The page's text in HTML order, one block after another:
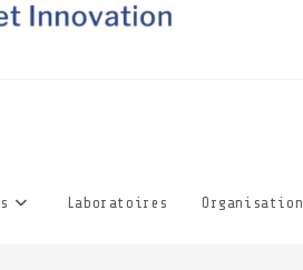
Laboratoires Organisation